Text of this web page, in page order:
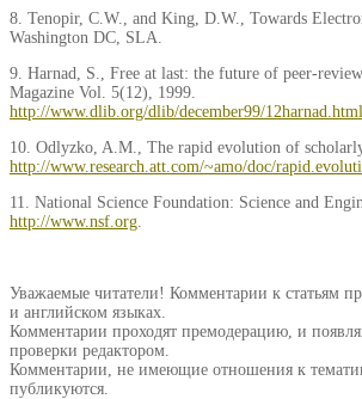
8. Tenopir, C.W., and King, D.W., Towards
Washington DC, SLA.
9. Harnad, S., Free at last: the future of peer-
Magazine Vol. 5(12), 1999.
http://www.dlib.org/dlib/december99/12harnad.html
10. Odlyzko, A.M., The rapid evolution of
http://www.research.att.com/~amo/doc/
11. National Science Foundation: Science and
http://www.nsf.org
Уважаемые читатели! Комментарии к статьям
и английском языках.
Комментарии проходят премодерацию, и
проверки редактором.
Комментарии, не имеющие отношения к
публикуются.